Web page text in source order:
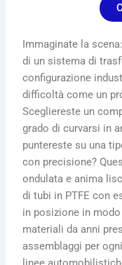
Immaginate la
di un sistema di
configurazione
difficoltà come un
Scegliereste un
grado di curvarsi in
puntereste su una
con precisione?
ondulata e anima
di tubi in PTFE con
in posizione in
materiali da anni
assemblaggi per